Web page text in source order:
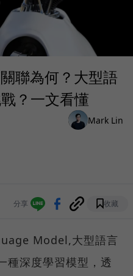
聯為何？大型語
？一文看懂
Mark Lin
分享 收藏
Model,大型語言
種深度學習模型，透